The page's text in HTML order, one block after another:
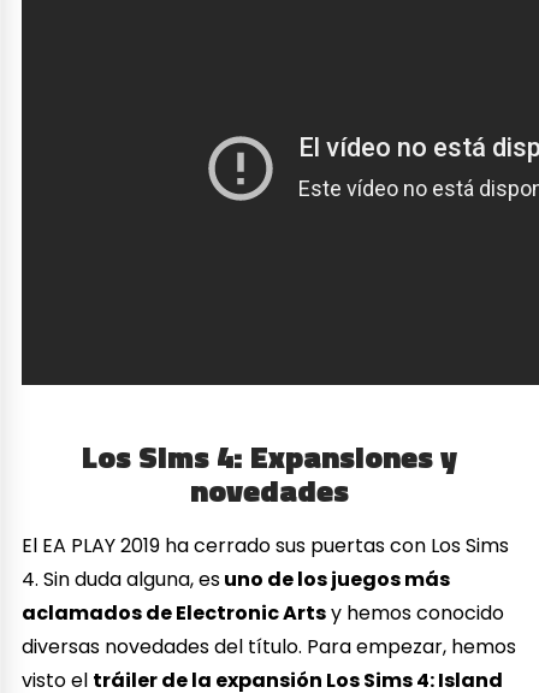
Los Sims 4: Expansiones y
novedades
El EA PLAY 2019 ha cerrado sus puertas con Los Sims
4. Sin duda alguna, esuno de los juegos más
aclamados de Electronic Artsy hemos conocido
diversas novedades del título. Para empezar, hemos
visto el tráiler de la expansión Los Sims 4: Island